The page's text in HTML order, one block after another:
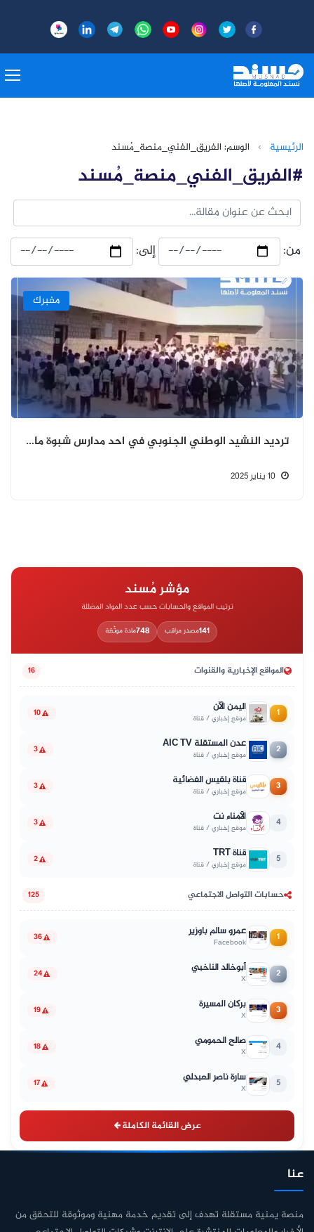
الرئيسية › الوسم: الفريق_الفني_منصة_مُسند
#الفريق_الفني_منصة_مُسند
من: إلى:
مفبرك
ترديد النشيد الوطني الجنوبي في احد مدارس شبوة ما حقيقة المقطع؟
مؤشر مُسند
ترتيب المواقع والحسابات حسب عدد المواد المضللة
141مصدر مراقب 748مادة موثّقة
المواقع الإخبارية والقنوات 16
1 اليمن الآن
موقع إخباري / قناة 10
2 عدن المستقلة AIC TV
موقع إخباري / قناة 3
3 قناة بلقيس الفضائية
موقع إخباري / قناة 3
4 الأمناء نت
موقع إخباري / قناة 3
5 قناة TRT
موقع إخباري / قناة 2
حسابات التواصل الاجتماعي 125
1 عمرو سالم باوزير
Facebook
36
2 أبوخالد الناخبي
X
24
3 بركان المسيرة
X
19
4 صالح الحمومي
X
18
5 سارة ناصر العبدلي
X
17
عرض القائمة الكاملة
عنا
منصة يمنية مستقلة تهدف إلى تقديم خدمة مهنية وموثوقة للتحقق من